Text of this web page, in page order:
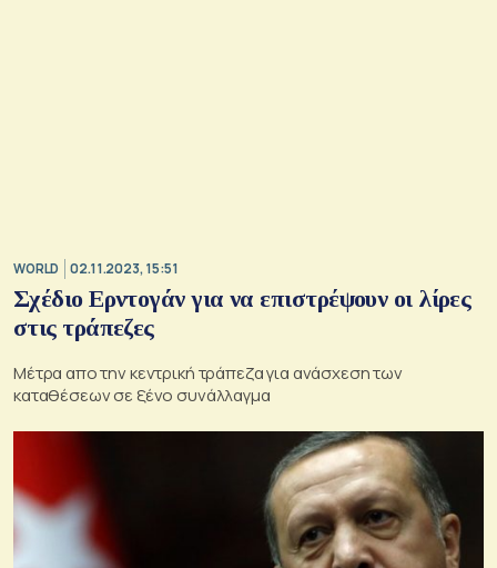
WORLD 02.11.2023, 15:51
Σχέδιο Ερντογάν για να επιστρέψουν οι λίρες
στις τράπεζες
Μέτρα απο την κεντρική τράπεζα για ανάσχεση των
καταθέσεων σε ξένο συνάλλαγμα